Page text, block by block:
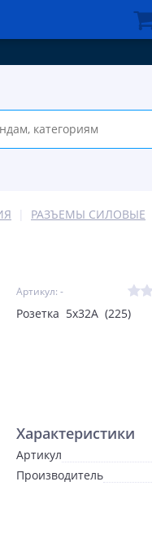
РАЗЪЕМЫ СИЛОВЫЕ
Артикул: -
Розетка 5х32А (225)
Характеристики
Артикул
Производитель